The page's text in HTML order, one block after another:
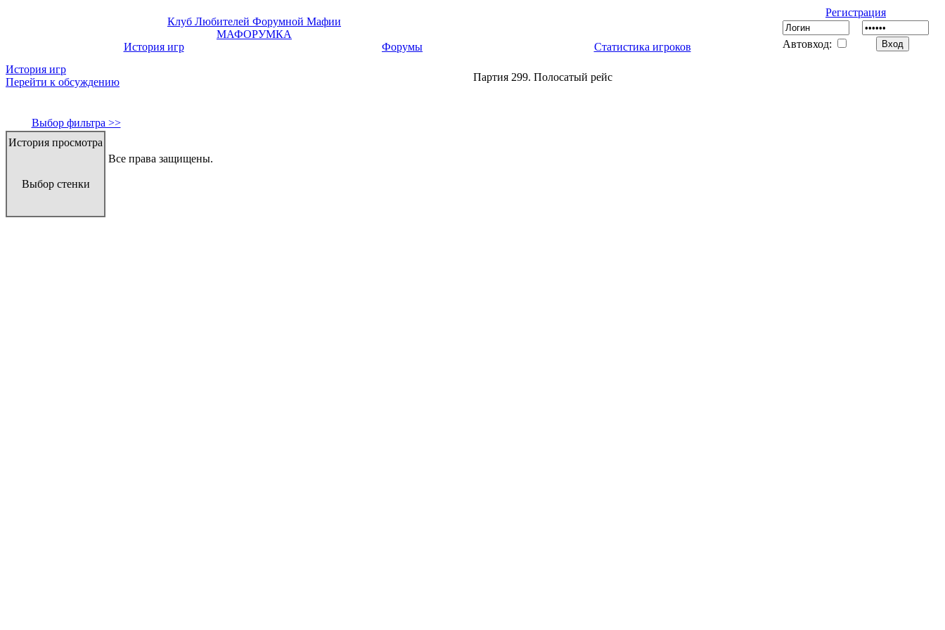
Клуб Любителей Форумной Мафии
МАФОРУМКА
История игр
Форумы Статистика игроков
Регистрация
Автовход:
История игр
Перейти к обсуждению
Выбор фильтра >>
История просмотра
Выбор стенки
Партия 299. Полосатый рейс
. Все права защищены.